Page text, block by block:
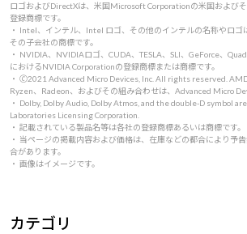
ロゴおよびDirectXは、米国Microsoft Corporationの米国および
登録商標です。
・ Intel、インテル、Intel ロゴ、その他のインテルの名称やロ
その子会社の商標です。
・ NVIDIA、NVIDIAロゴ、CUDA、TESLA、SLI、GeForce、
におけるNVIDIA Corporationの登録商標または商標です。
・ 🄫2021 Advanced Micro Devices, Inc. All rights reserved.
Ryzen、Radeon、およびその組み合わせは、Advanced Micro
・ Dolby, Dolby Audio, Dolby Atmos, and the double-D symbol
Laboratories Licensing Corporation.
・ 記載されている製品名等は各社の登録商標あるいは商標です。
・ 当ページの掲載内容および価格は、在庫などの都合により予
合があります。
・ 画像はイメージです。
カテゴリ